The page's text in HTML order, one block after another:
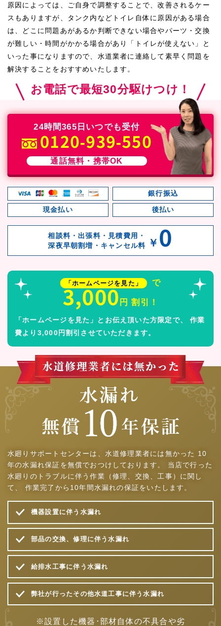
原因によっては、ご自身で調整することで、改善されるケー
スもありますが、タンク内などトイレ自体に原因がある場合
は、どこに問題あがあるか判断できない場合やパーツ・交換
が難しい・時間がかかる場合があり「トイレが使えない」と
いった事になりますので、水道業者に連絡して素早く問題を
解決することをおすすめいたします。
お電話で最短30分駆けつけ！
24時間365日いつでも受付
0120-939-550
通話無料・携帯OK
現金払い
銀行振込
後払い
相談料・出張料・見積費用・
深夜早朝割増・キャンセル料
￥ 0
「ホームページを見た」 で
3,000 円 割引！
「ホームページを見た」とお伝え頂いた方限定で、
作業
費より3,000円割引させていただきます。
水廻りサポートセンターは、水道修理業者には無かった
10
年の水漏れ保証を無償でおつけしております。
当店で行った
水廻りのトラブルに伴う作業（修理、交換、工事）に関し
て、
作業完了から10年間水漏れの保証をいたします。
機器設置に伴う水漏れ
部品の交換、修理に伴う水漏れ
給排水工事に伴う水漏れ
弊社が行ったその他水道工事に伴う水漏れ
※設置した機器･部材自体の不具合や劣